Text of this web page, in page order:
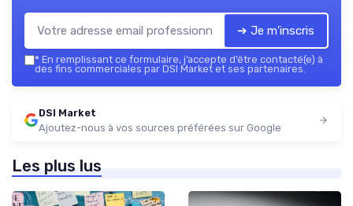
➔ Je m'inscris
* En remplissant ce formulaire, j’accepte d’être contacté(e) à
des fins commerciales par DSI Market et ses partenaires.
DSI Market
Ajoutez-nous à vos sources préférées sur Google
Les plus lus